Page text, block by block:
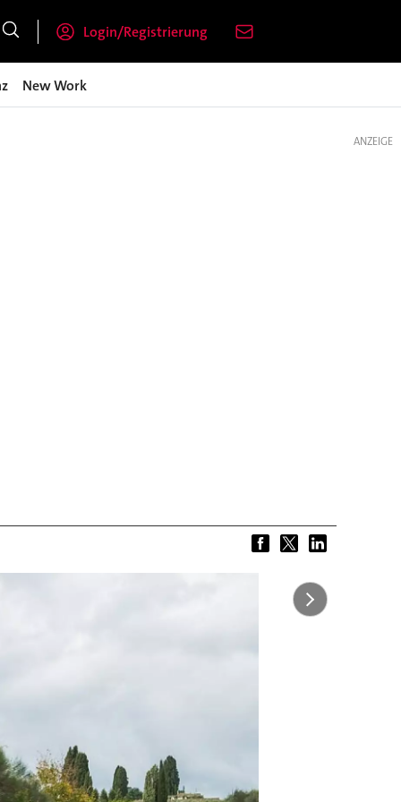
Login/Registrierung
New Work
ANZEIGE